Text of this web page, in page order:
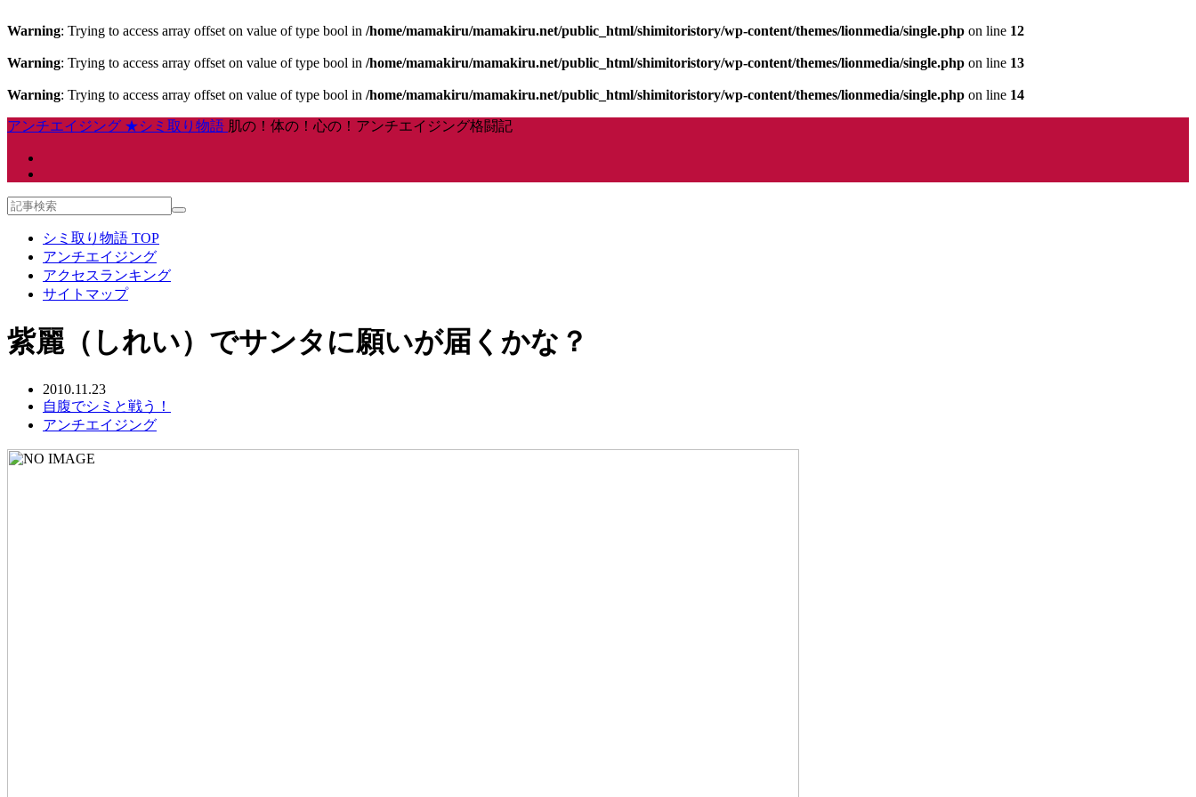
Warning: Trying to access array offset on value of type bool in /home/mamakiru/mamakiru.net/public_html/shimitoristory/wp-content/themes/lionmedia/single.php on line 12
Warning: Trying to access array offset on value of type bool in /home/mamakiru/mamakiru.net/public_html/shimitoristory/wp-content/themes/lionmedia/single.php on line 13
Warning: Trying to access array offset on value of type bool in /home/mamakiru/mamakiru.net/public_html/shimitoristory/wp-content/themes/lionmedia/single.php on line 14
アンチエイジング ★シミ取り物語 肌の！体の！心の！アンチエイジング格闘記
シミ取り物語 TOP
アンチエイジング
アクセスランキング
サイトマップ
紫麗（しれい）でサンタに願いが届くかな？
2010.11.23
自腹でシミと戦う！
アンチエイジング